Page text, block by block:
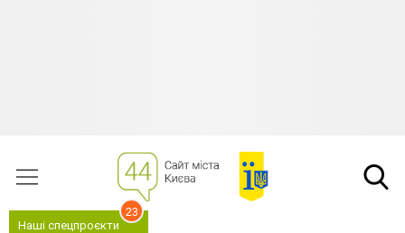
Наші спецпроєкти
23